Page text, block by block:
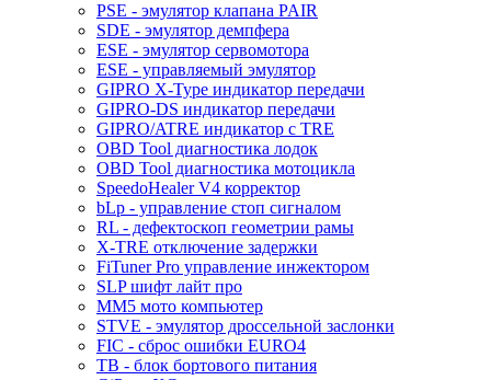
PSE - эмулятор клапана PAIR
SDE - эмулятор демпфера
ESE - эмулятор сервомотора
ESE - управляемый эмулятор
GIPRO X-Type индикатор передачи
GIPRO-DS индикатор передачи
GIPRO/ATRE индикатор с TRE
OBD Tool диагностика лодок
OBD Tool диагностика мотоцикла
SpeedoHealer V4 корректор
bLp - управление стоп сигналом
RL - дефектоскоп геометрии рамы
X-TRE отключение задержки
FiTuner Pro управление инжектором
SLP шифт лайт про
MM5 мото компьютер
STVE - эмулятор дроссельной заслонки
FIC - сброс ошибки EURO4
TB - блок бортового питания